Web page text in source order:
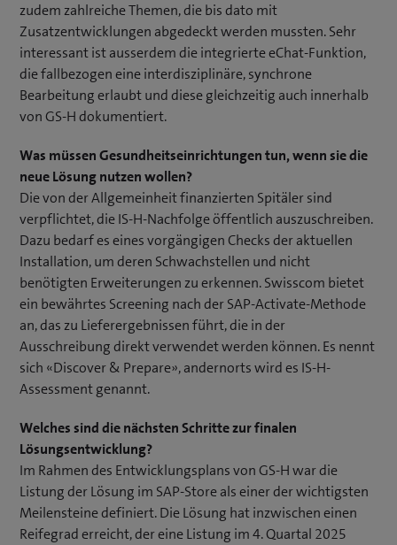
zudem zahlreiche Themen, die bis dato mit
Zusatzentwicklungen abgedeckt werden mussten. Sehr
interessant ist ausserdem die integrierte eChat-Funktion,
die fallbezogen eine interdisziplinäre, synchrone
Bearbeitung erlaubt und diese gleichzeitig auch innerhalb
von GS-H dokumentiert.
Was müssen Gesundheitseinrichtungen tun, wenn sie die
neue Lösung nutzen wollen?
Die von der Allgemeinheit finanzierten Spitäler sind
verpflichtet, die IS-H-Nachfolge öffentlich auszuschreiben.
Dazu bedarf es eines vorgängigen Checks der aktuellen
Installation, um deren Schwachstellen und nicht
benötigten Erweiterungen zu erkennen. Swisscom bietet
ein bewährtes Screening nach der SAP-Activate-Methode
an, das zu Lieferergebnissen führt, die in der
Ausschreibung direkt verwendet werden können. Es nennt
sich «Discover & Prepare», andernorts wird es IS-H-
Assessment genannt.
Welches sind die nächsten Schritte zur finalen
Lösungsentwicklung?
Im Rahmen des Entwicklungsplans von GS-H war die
Listung der Lösung im SAP-Store als einer der wichtigsten
Meilensteine definiert. Die Lösung hat inzwischen einen
Reifegrad erreicht, der eine Listung im 4. Quartal 2025